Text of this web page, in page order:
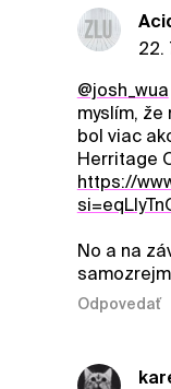
22.
@josh_wua
myslím, že
bol viac
Herritage
https://
No a na
Odpovedať